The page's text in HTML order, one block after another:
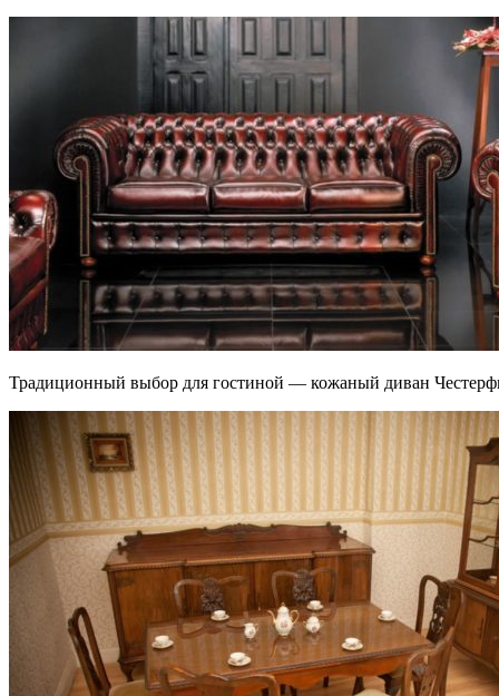
Традиционный выбор для гостиной — кожаный диван